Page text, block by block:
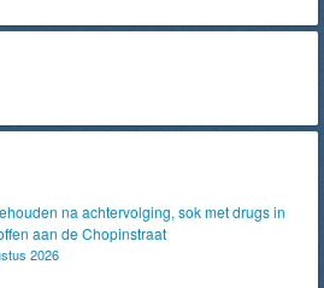
na achtervolging, sok met drugs in
aan de Chopinstraat
2026